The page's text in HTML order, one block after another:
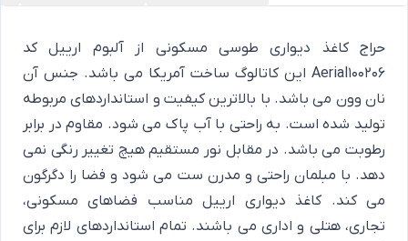
حراج کاغذ دیواری طوسی مسکونی از آلبوم ارییل کد
Aerial100206 این کاتالوگ ساخت آمریکا می باشد. جنس آن
نان وون می باشد. با بالاترین کیفیت و استانداردهای مربوطه
تولید شده است. به راحتی با آب پاک می شود. مقاوم در برابر
رطوبت می باشد. در مقابل نور مستقیم هیچ تغییر رنگی نمی
دهد. با مبلمان راحتی و مدرن ست می شود و فضا را دگرگون
می کند. کاغذ دیواری ارییل مناسب فضاهای مسکونی،
تجاری، هتلی و اداری می باشند. تمام استانداردهای لازم برای